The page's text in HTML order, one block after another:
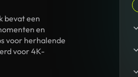
bevat een
en
voor herhalende
voor 4K-